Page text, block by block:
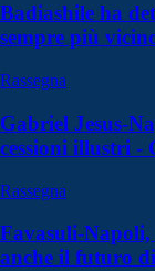
Badiashile ha
sempre più
Rassegna
Gabriel Jesus-
cessioni illustri -
Rassegna
Favasuli-
anche il futuro